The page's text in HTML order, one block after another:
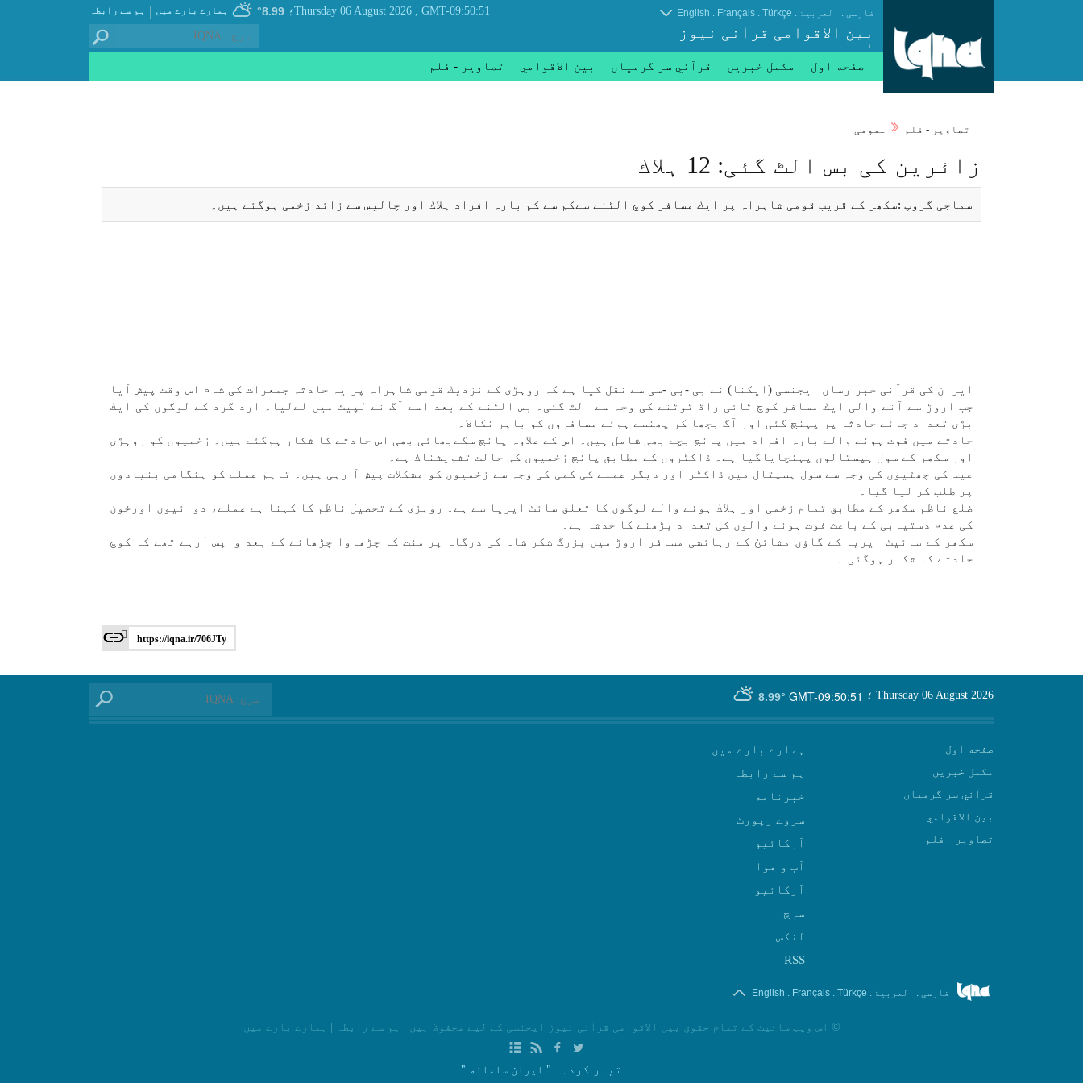
ہم سے رابطہ | ہمارے بارے میں ؛ 8.99° GMT-09:50:51
, Thursday 06 August 2026 فارسی . العربیة .
Türkçe
.
Français
.
English
بین الاقوامی قرآنی نیوز
ایجنسی
صفحه اول مکمل خبریں قرآني سر گرمياں بين الاقوامي تصاوير - فلم
تصاوير - فلم عمومی
زائرين كی بس الٹ گئی: 12 ہلاك
سماجی گروپ :سكھر كے قريب قومی شاہراہ پر ايك مسافر كوچ الٹنے سےكم سے كم بارہ افراد ہلاك اور چاليس سے زائد زخمی ہوگئے ہیں۔
ايران كی قرآنی خبر رساں ايجنسی (ايكنا) نے بی -بی -سی سے نقل كيا ہے كہ روہڑی كے نزديك قومی شاہراہ پر یہ حادثہ جمعرات كی شام اس وقت پيش آيا
جب اروڑ سے آنے والی ايك مسافر كوچ ٹائی راڈ ٹوٹنے كی وجہ سے الٹ گئی۔ بس الٹنے كے بعد اسے آگ نے لپیٹ میں لےليا۔ ارد گرد كے لوگوں كی ايك
بڑی تعداد جائے حادثہ پر پہنچ گئی اور آگ بجھا كر پھنسے ہوئے مسافروں كو باہر نكالا۔
حادثے میں فوت ہونے والے بارہ افراد میں پانچ بچے بھی شامل ہیں۔ اس كے علاوہ پانچ سگےبھائی بھی اس حادثے كا شكار ہوگئے ہیں۔ زخميوں كو روہڑی
اور سكھر كے سول ہپستالوں پہنچاياگيا ہے۔ ڈاكٹروں كے مطابق پانچ زخميوں كی حالت تشويشناك ہے۔
عيد كی چھٹيوں كی وجہ سے سول ہسپتال میں ڈاكٹر اور ديگر عملے كی كمی كی وجہ سے زخميوں كو مشكلات پيش آ رہی ہیں۔ تاہم عملے كو ہنگامی بنيادوں
پر طلب كر ليا گيا۔
ضلع ناظم سكھر كے مطابق تمام زخمی اور ہلاك ہونے والے لوگوں كا تعلق سائٹ ايريا سے ہے۔ روہڑی كے تحصيل ناظم كا كہنا ہے عملے، دوائيوں اورخون
كی عدم دستيابی كے باعث فوت ہونے والوں كی تعداد بڑھنے كا خدشہ ہے۔
سكھر كے سائیٹ ايريا كے گاؤں مشائخ كے رہائشی مسافر اروڑ میں بزرگ شكر شاہ كی درگاہ پر منت كا چڑھاوا چڑھانے كے بعد واپس آرہے تھے كہ كوچ
حادثے كا شكار ہوگئی ۔
https://iqna.ir/706JTy
GMT-09:50:51
8.99° Thursday 06 August 2026 ؛
صفحه اول
مکمل خبریں
قرآني سر گرمياں
بين الاقوامي
تصاوير - فلم
ہمارے بارے میں
ہم سے رابطہ
سروے رپورٹ
آرکائیو
آب و هوا
سرچ
لنکس
RSS
فارسی . العربیة .
Türkçe
.
Français
.
English
© اس ویب سائیٹ کے تمام حقوق بین الاقوامی قرآنی نیوز ایجنسی کے لیے محفوظ ہیں ہم سے رابطہ ہمارے بارے میں
تیار کردہ : " ایران سامانه "